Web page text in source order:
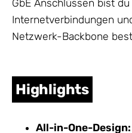
GbE Anschlüssen bist
Internetverbindungen
Netzwerk-Backbone
Highlights
All-in-One-Design: